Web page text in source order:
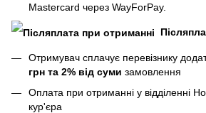
Mastercard через WayForPay.
Отримувач сплачує перевізнику
грн та 2% від суми замовлення
Оплата при отриманні у відділенні
кур'єра